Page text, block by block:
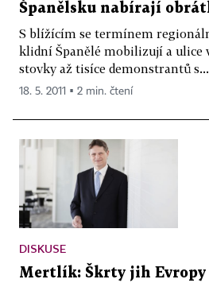
Španělsku nabírají
S blížícím se termínem
klidní Španělé mobilizují a ulice
stovky až tisíce demonstrantů s...
18. 5. 2011 ▪ 2 min. čtení
DISKUSE
Mertlík: Škrty jih Evropy